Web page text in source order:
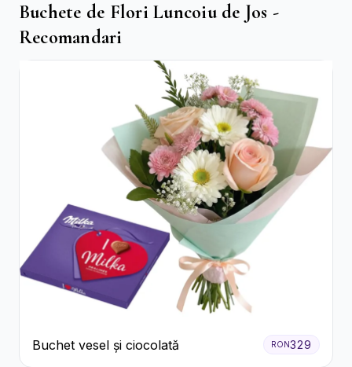
Buchete de Flori Luncoiu de Jos -
Recomandari
Buchet vesel și ciocolată RON329